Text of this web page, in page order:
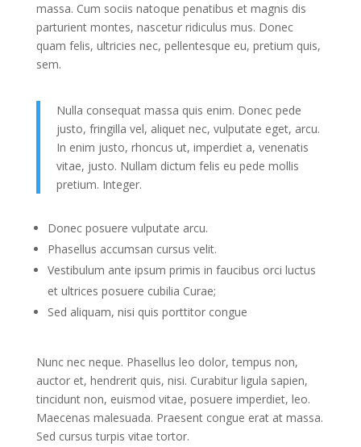
massa. Cum sociis natoque penatibus et magnis dis
parturient montes, nascetur ridiculus mus. Donec
quam felis, ultricies nec, pellentesque eu, pretium quis,
sem.
Nulla consequat massa quis enim. Donec pede
justo, fringilla vel, aliquet nec, vulputate eget, arcu.
In enim justo, rhoncus ut, imperdiet a, venenatis
vitae, justo. Nullam dictum felis eu pede mollis
pretium. Integer.
Donec posuere vulputate arcu.
Phasellus accumsan cursus velit.
Vestibulum ante ipsum primis in faucibus orci luctus
et ultrices posuere cubilia Curae;
Sed aliquam, nisi quis porttitor congue
Nunc nec neque. Phasellus leo dolor, tempus non,
auctor et, hendrerit quis, nisi. Curabitur ligula sapien,
tincidunt non, euismod vitae, posuere imperdiet, leo.
Maecenas malesuada. Praesent congue erat at massa.
Sed cursus turpis vitae tortor.